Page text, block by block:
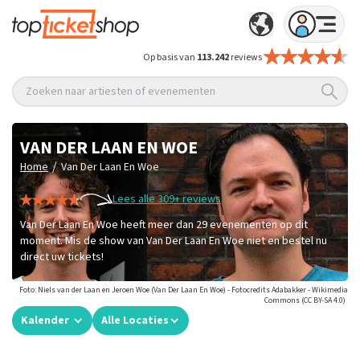
Op basis van 113.242reviews
Zoeken naar artiesten of evenementen
VAN DER LAAN EN WOE
Home / Van Der Laan En Woe
Lees alle 309+ reviews
Van Der Laan En Woe heeft meer dan 29 evenementen op dit
moment. Mis de show van Van Der Laan En Woe niet en bestel nu
direct uw tickets!
Foto: Niels van der Laan en Jeroen Woe (Van Der Laan En Woe) - Fotocredits Adabakker - Wikimedia
Commons (CC BY-SA 4.0)
Kalender Alle Locaties